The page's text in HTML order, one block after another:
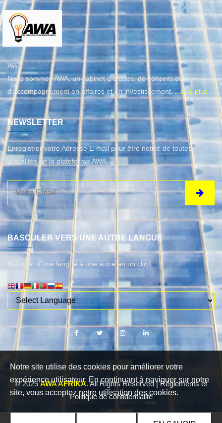
Notre site utilise des cookies pour améliorer votre
expérience utilisateur. En continuant à naviguer sur notre
site, vous acceptez notre utilisation des cookies.
AWA
Nous sommes AWA, un cabinet d’études, de conseils et
d'accompagnement en affaires et en investissement....Lire plus
NEWSLETTER
Enregistrer votre Adresse E-mail pour être notifié de toutes
actualités de la plateforme AWA
BASCULER VERS UNE AUTRE LANGUE
Basculer d'une langue à une autre en un clic !
© 2025AWA AFRIKA. All Rights Reserved |Règlements et
Politique de confidentialité